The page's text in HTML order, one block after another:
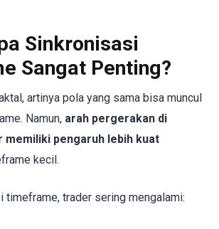
Sinkronisasi
Sangat Penting?
artinya pola yang sama bisa muncul
Namun, arah pergerakan di
pengaruh lebih kuat
kecil.
timeframe, trader sering mengalami: